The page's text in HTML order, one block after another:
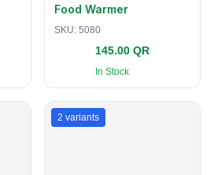
Food Warmer
SKU: 5080
145.00 QR
In Stock
2 variants